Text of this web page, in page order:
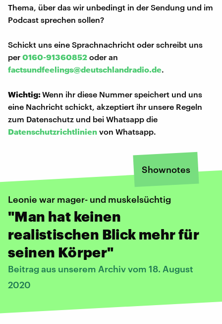
Thema, über das wir unbedingt in der Sendung und im
Podcast sprechen sollen?
Schickt uns eine Sprachnachricht oder schreibt uns
per 0160-91360852 oder an
factsundfeelings@deutschlandradio.de.
Wichtig:Wenn ihr diese Nummer speichert und uns
eine Nachricht schickt, akzeptiert ihr unsere Regeln
zum Datenschutz und bei Whatsapp die
Datenschutzrichtlinien von Whatsapp.
Shownotes
Leonie war mager- und muskelsüchtig
"Man hat keinen
realistischen Blick mehr für
seinen Körper"
Beitrag aus unserem Archiv vom 18. August
2020